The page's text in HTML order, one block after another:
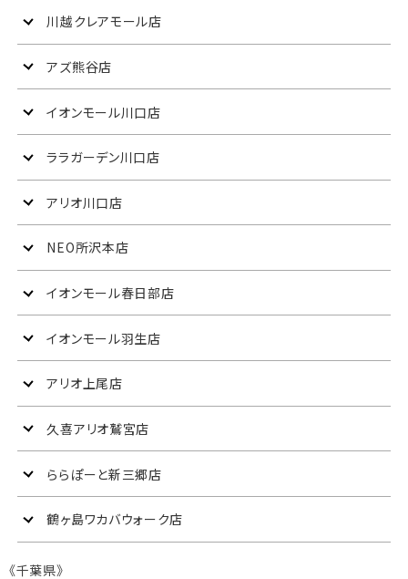
川越クレアモール店
アズ熊谷店
イオンモール川口店
ララガーデン川口店
アリオ川口店
NEO所沢本店
イオンモール春日部店
イオンモール羽生店
アリオ上尾店
久喜アリオ鷲宮店
ららぽーと新三郷店
鶴ヶ島ワカバウォーク店
《千葉県》